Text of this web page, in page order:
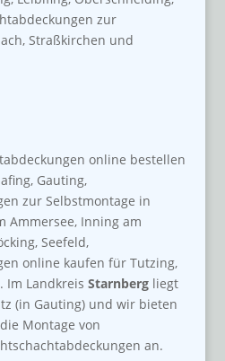
zur
Straßkirchen und
online bestellen
Gauting,
zur Selbstmontage in
Ammersee, Inning am
Seefeld,
online kaufen für Tutzing,
Im Landkreis Starnbergliegt
(in Gauting) und wir bieten
Montage von
an.